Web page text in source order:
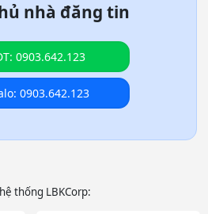
nhà đăng tin
0903.642.123
0903.642.123
thống LBKCorp: